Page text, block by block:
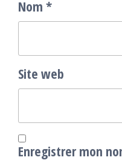
Nom *
Site web
Enregistrer mon